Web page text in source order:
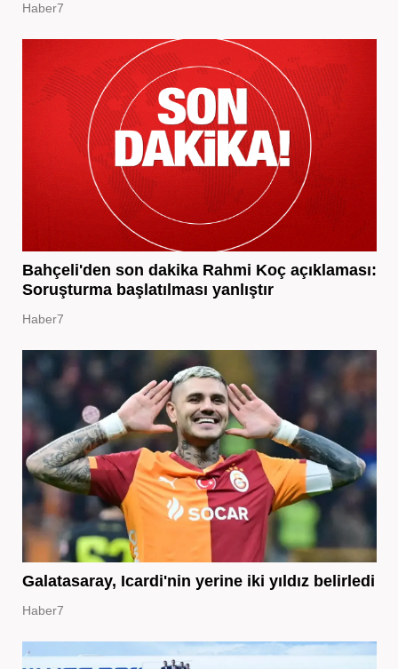
Haber7
Bahçeli'den son dakika Rahmi Koç açıklaması:
Soruşturma başlatılması yanlıştır
Haber7
Galatasaray, Icardi'nin yerine iki yıldız belirledi
Haber7